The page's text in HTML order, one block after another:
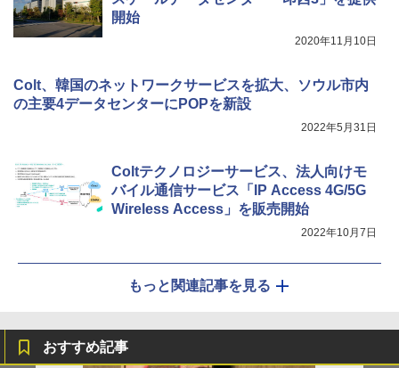
開始
2020年11月10日
Colt、韓国のネットワークサービスを拡大、ソウル市内
の主要4データセンターにPOPを新設
2022年5月31日
Coltテクノロジーサービス、法人向けモ
バイル通信サービス「IP Access 4G/5G
Wireless Access」を販売開始
2022年10月7日
もっと関連記事を見る
おすすめ記事